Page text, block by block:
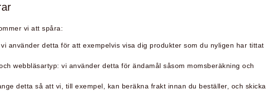
vi att spåra:
använder detta för att exempelvis visa dig produkter som du nyligen har tittat
webbläsartyp: vi använder detta för ändamål såsom momsberäkning och
detta så att vi, till exempel, kan beräkna frakt innan du beställer, och skicka